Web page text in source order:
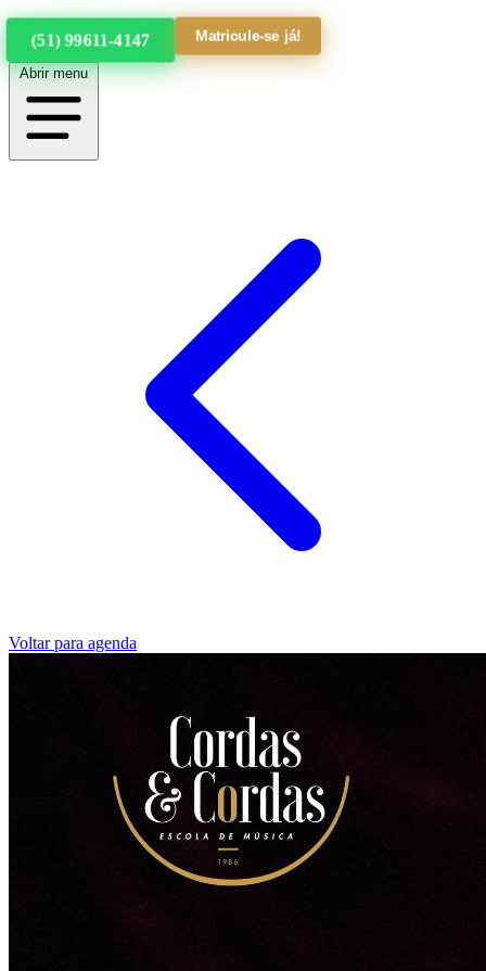
(51) 99611-4147 Matricule-se já!
Abrir menu
Voltar para agenda